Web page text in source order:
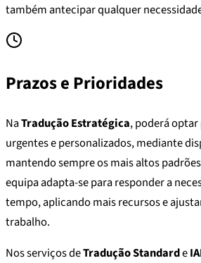
também antecipar qualquer
Prazos e Prioridades
NaTradução Estratégica, poderá
urgentes e personalizados, mediante
mantendo sempre os mais altos
equipa adapta-se para responder a
tempo, aplicando mais recursos e
trabalho.
Nos serviços deTradução Standarde